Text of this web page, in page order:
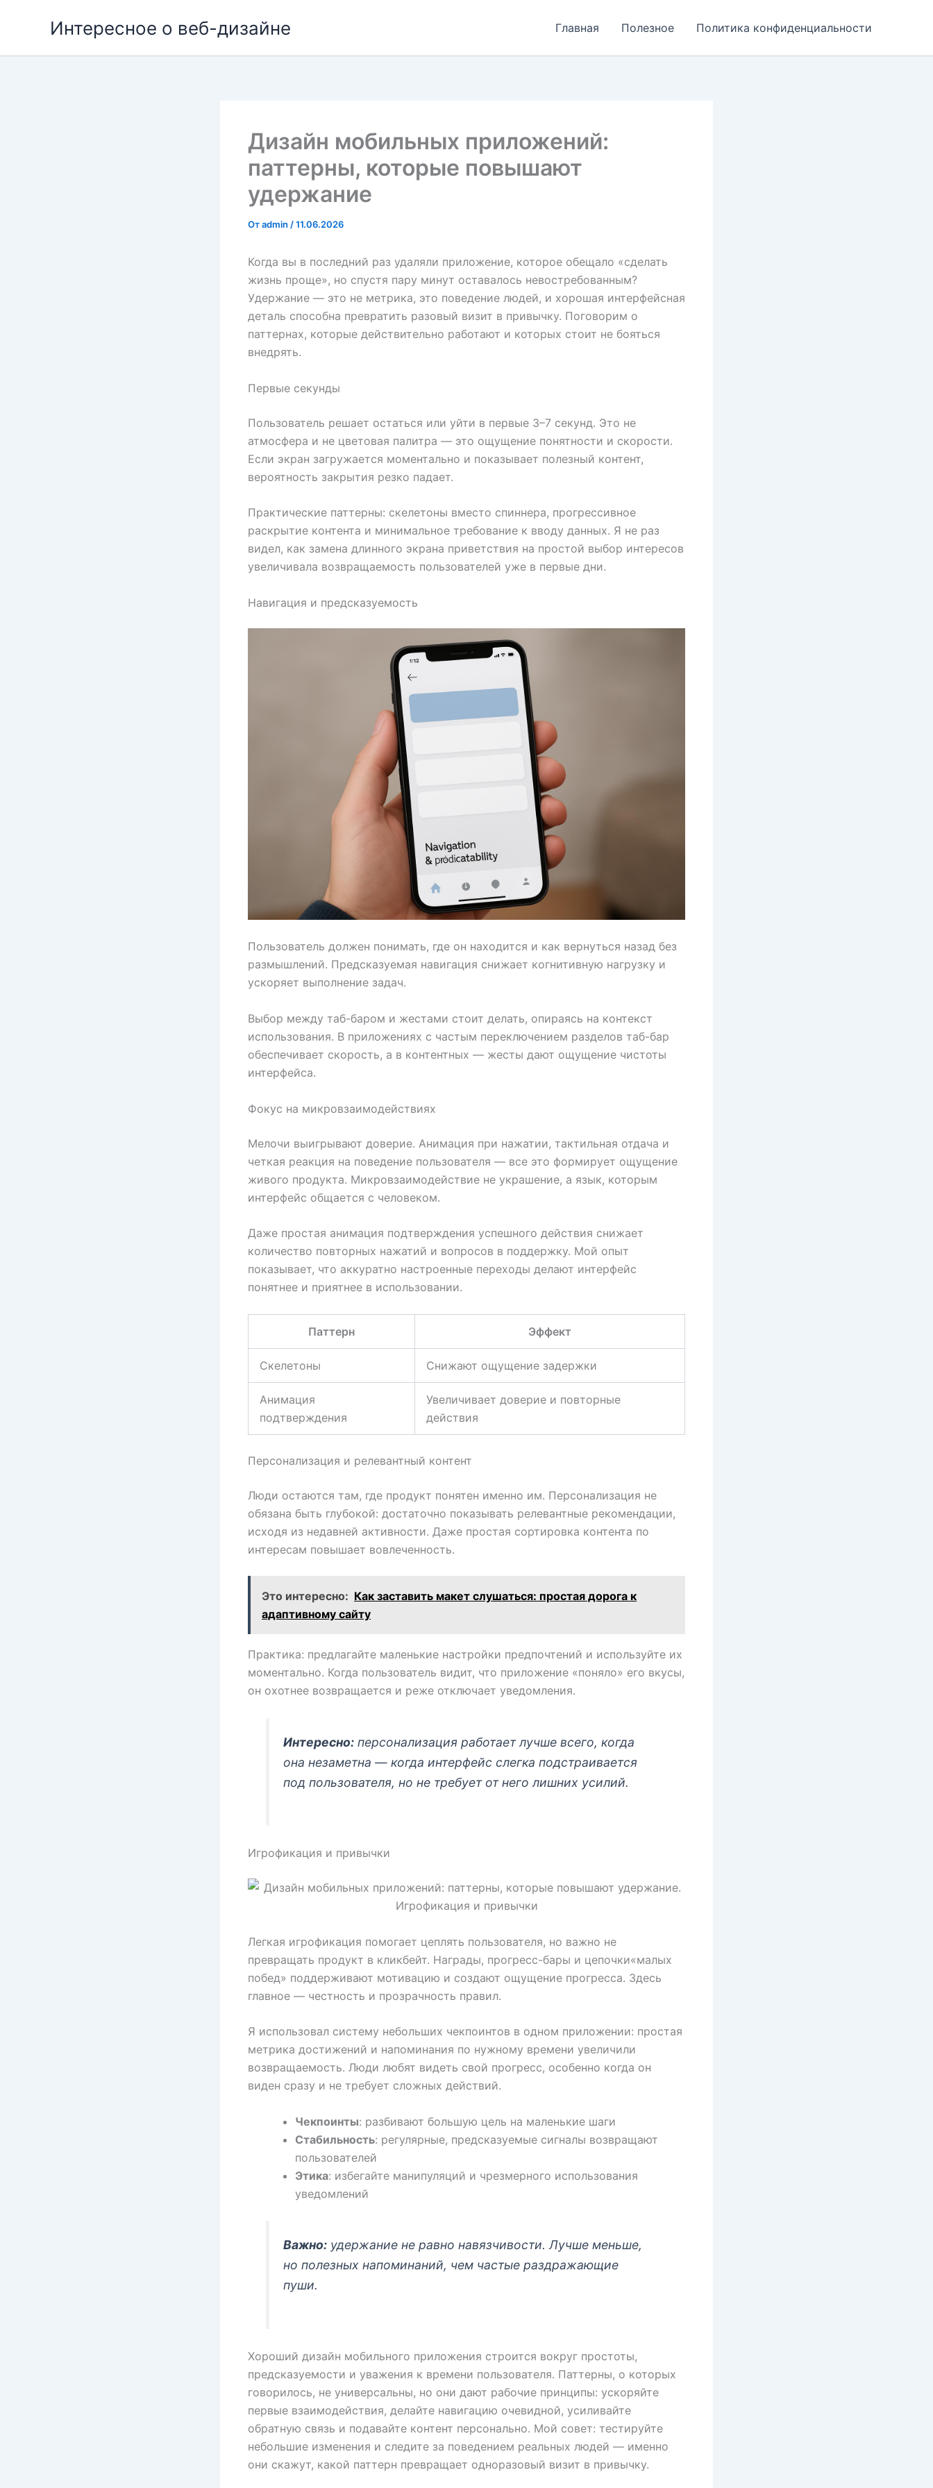
Интересное о веб-дизайне Главная Полезное Политика конфиденциальности
Дизайн мобильных приложений:
паттерны, которые повышают
удержание
Отadmin /11.06.2026
Когда вы в последний раз удаляли приложение, которое обещало «сделать
жизнь проще», но спустя пару минут оставалось невостребованным?
Удержание — это не метрика, это поведение людей, и хорошая интерфейсная
деталь способна превратить разовый визит в привычку. Поговорим о
паттернах, которые действительно работают и которых стоит не бояться
внедрять.
Первые секунды
Пользователь решает остаться или уйти в первые 3–7 секунд. Это не
атмосфера и не цветовая палитра — это ощущение понятности и скорости.
Если экран загружается моментально и показывает полезный контент,
вероятность закрытия резко падает.
Практические паттерны: скелетоны вместо спиннера, прогрессивное
раскрытие контента и минимальное требование к вводу данных. Я не раз
видел, как замена длинного экрана приветствия на простой выбор интересов
увеличивала возвращаемость пользователей уже в первые дни.
Навигация и предсказуемость
Пользователь должен понимать, где он находится и как вернуться назад без
размышлений. Предсказуемая навигация снижает когнитивную нагрузку и
ускоряет выполнение задач.
Выбор между таб-баром и жестами стоит делать, опираясь на контекст
использования. В приложениях с частым переключением разделов таб-бар
обеспечивает скорость, а в контентных — жесты дают ощущение чистоты
интерфейса.
Фокус на микровзаимодействиях
Мелочи выигрывают доверие. Анимация при нажатии, тактильная отдача и
четкая реакция на поведение пользователя — все это формирует ощущение
живого продукта. Микровзаимодействие не украшение, а язык, которым
интерфейс общается с человеком.
Даже простая анимация подтверждения успешного действия снижает
количество повторных нажатий и вопросов в поддержку. Мой опыт
показывает, что аккуратно настроенные переходы делают интерфейс
понятнее и приятнее в использовании.
Паттерн Эффект
Скелетоны Снижают ощущение задержки
Анимация
подтверждения
Увеличивает доверие и повторные
действия
Персонализация и релевантный контент
Люди остаются там, где продукт понятен именно им. Персонализация не
обязана быть глубокой: достаточно показывать релевантные рекомендации,
исходя из недавней активности. Даже простая сортировка контента по
интересам повышает вовлеченность.
Это интересно: Как заставить макет слушаться: простая дорога к
адаптивному сайту
Практика: предлагайте маленькие настройки предпочтений и используйте их
моментально. Когда пользователь видит, что приложение «поняло» его вкусы,
он охотнее возвращается и реже отключает уведомления.
Интересно: персонализация работает лучше всего, когда
она незаметна — когда интерфейс слегка подстраивается
под пользователя, но не требует от него лишних усилий.
Игрофикация и привычки
Легкая игрофикация помогает цеплять пользователя, но важно не
превращать продукт в кликбейт. Награды, прогресс-бары и цепочки«малых
побед» поддерживают мотивацию и создают ощущение прогресса. Здесь
главное — честность и прозрачность правил.
Я использовал систему небольших чекпоинтов в одном приложении: простая
метрика достижений и напоминания по нужному времени увеличили
возвращаемость. Люди любят видеть свой прогресс, особенно когда он
виден сразу и не требует сложных действий.
Чекпоинты: разбивают большую цель на маленькие шаги
Стабильность: регулярные, предсказуемые сигналы возвращают
пользователей
Этика: избегайте манипуляций и чрезмерного использования
уведомлений
Важно: удержание не равно навязчивости. Лучше меньше,
но полезных напоминаний, чем частые раздражающие
пуши.
Хороший дизайн мобильного приложения строится вокруг простоты,
предсказуемости и уважения к времени пользователя. Паттерны, о которых
говорилось, не универсальны, но они дают рабочие принципы: ускоряйте
первые взаимодействия, делайте навигацию очевидной, усиливайте
обратную связь и подавайте контент персонально. Мой совет: тестируйте
небольшие изменения и следите за поведением реальных людей — именно
они скажут, какой паттерн превращает одноразовый визит в привычку.